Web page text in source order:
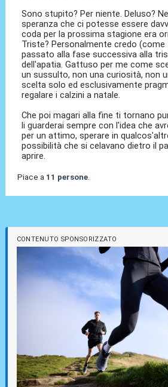
Sono stupito? Per niente. Deluso?
speranza che ci potesse essere
coda per la prossima stagione era
Triste? Personalmente credo
passato alla fase successiva alla
dell'apatia. Gattuso per me come
un sussulto, non una curiosità, non
scelta solo ed esclusivamente
regalare i calzini a natale.
Che poi magari alla fine ti tornano
li guarderai sempre con l'idea che
per un attimo, sperare in
possibilità che si celavano dietro il
aprire.
Piace a 11 persone.
CONTENUTO SPONSORIZZATO